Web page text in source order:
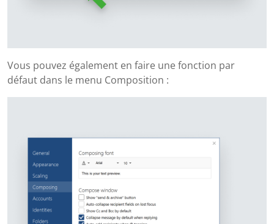
Vous pouvez également en faire une fonction par
défaut dans le menu Composition :